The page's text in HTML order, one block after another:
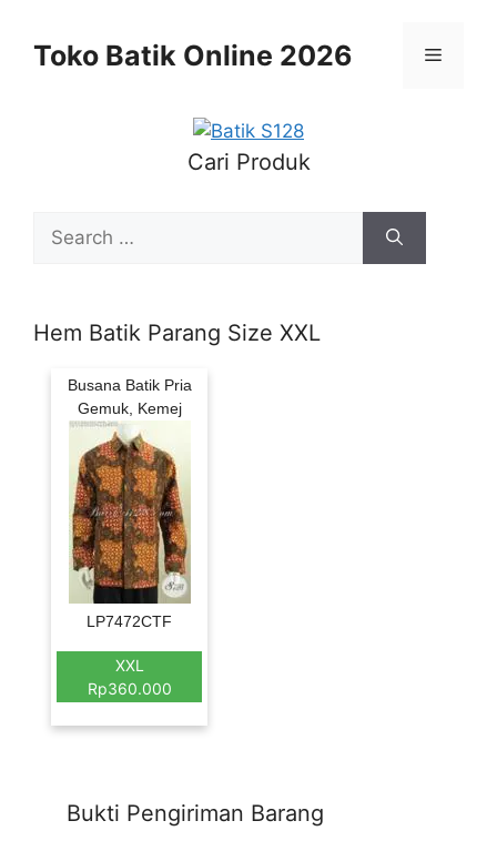
contentToko Batik Online 2026 Menu
Cari Produk
for:
Hem Batik Parang Size XXL
Busana Batik Pria
Gemuk, Kemej
LP7472CTF
XXL
Rp360.000
Bukti Pengiriman Barang